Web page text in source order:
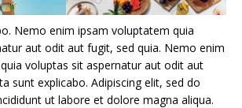
Nemo enim ipsam voluptatem quia
aut odit aut fugit, sed quia. Nemo enim
voluptas sit aspernatur aut odit aut
sunt explicabo. Adipiscing elit, sed do
ut labore et dolore magna aliqua.